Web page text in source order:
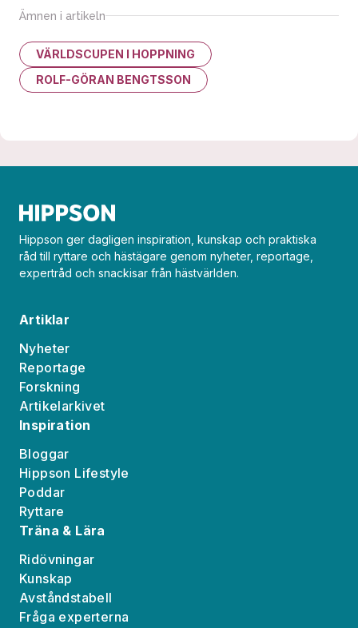
Ämnen i artikeln
VÄRLDSCUPEN I HOPPNING
ROLF-GÖRAN BENGTSSON
Hippson ger dagligen inspiration, kunskap och praktiska
råd till ryttare och hästägare genom nyheter, reportage,
expertråd och snackisar från hästvärlden.
Artiklar
Nyheter
Reportage
Forskning
Artikelarkivet
Inspiration
Bloggar
Hippson Lifestyle
Poddar
Ryttare
Träna & Lära
Ridövningar
Kunskap
Avståndstabell
Fråga experterna